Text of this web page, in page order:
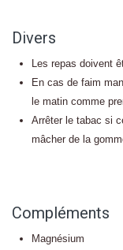
Divers
Les repas doivent
En cas de faim
le matin comme
Arrêter le tabac si
mâcher de la
Compléments
Magnésium